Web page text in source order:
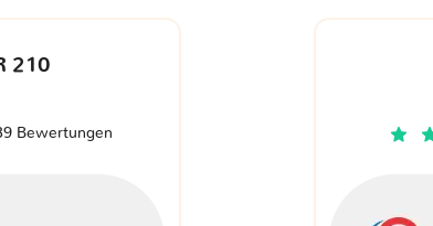
210
Bewertungen